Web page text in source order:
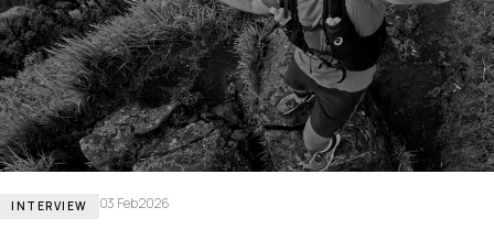
INTERVIEW 03 Feb 2026